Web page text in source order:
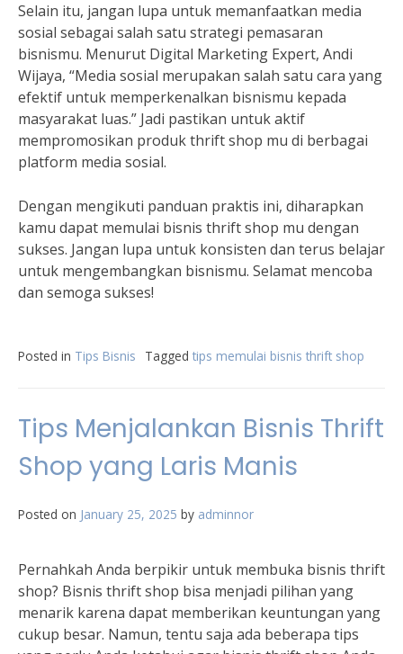
Selain itu, jangan lupa untuk memanfaatkan media
sosial sebagai salah satu strategi pemasaran
bisnismu. Menurut Digital Marketing Expert, Andi
Wijaya, “Media sosial merupakan salah satu cara yang
efektif untuk memperkenalkan bisnismu kepada
masyarakat luas.” Jadi pastikan untuk aktif
mempromosikan produk thrift shop mu di berbagai
platform media sosial.
Dengan mengikuti panduan praktis ini, diharapkan
kamu dapat memulai bisnis thrift shop mu dengan
sukses. Jangan lupa untuk konsisten dan terus belajar
untuk mengembangkan bisnismu. Selamat mencoba
dan semoga sukses!
Posted in Tips Bisnis Tagged tips memulai bisnis thrift shop
Tips Menjalankan Bisnis Thrift
Shop yang Laris Manis
Posted on January 25, 2025 by adminnor
Pernahkah Anda berpikir untuk membuka bisnis thrift
shop? Bisnis thrift shop bisa menjadi pilihan yang
menarik karena dapat memberikan keuntungan yang
cukup besar. Namun, tentu saja ada beberapa tips